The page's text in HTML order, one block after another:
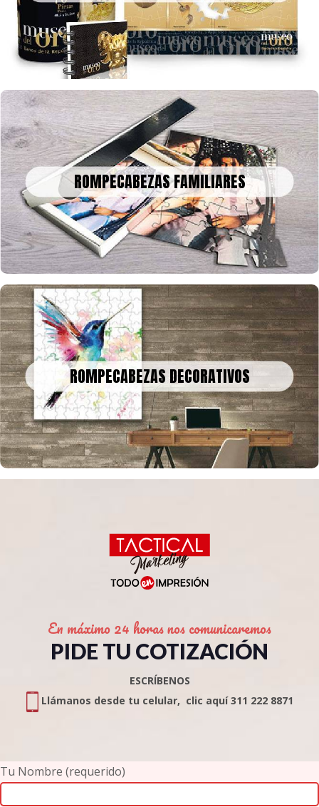
tamaño que quieras y con la cantidad de fichas que desees
ROMPECABEZAS FAMILIARES
ROMPECABEZAS FAMILIARES
Un bonito recuerdo para decorar o enmarcar en la historia, tus
fotos o collage en rompecabezas, para celebrar una fecha
especial
ROMPECABEZAS DECORATIVOS
ROMPECABEZAS DECORATIVOS
Podemos convertir obras de arte, fotografías o recuerdos
familiares en un rompecabezas gigante para decorar tu casa u
oficina
En máximo 24 horas nos comunicaremos
PIDE TU COTIZACIÓN
ESCRÍBENOS
Llámanos desde tu celular, clic aquí 311 222 8871
Tu Nombre (requerido)